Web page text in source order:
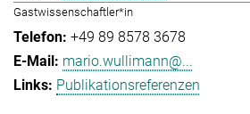
Gastwissenschaftler*in
+49 89 8578 3678
mario.wullimann@...
Publikationsreferenzen